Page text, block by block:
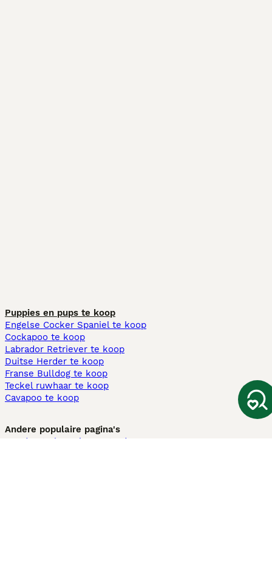
Puppies en pups te koop
Engelse Cocker Spaniel te koop
Cockapoo te koop
Labrador Retriever te koop
Duitse Herder te koop
Franse Bulldog te koop
Teckel ruwhaar te koop
Cavapoo te koop
Andere populaire pagina's
Honden te koop in Amsterdam